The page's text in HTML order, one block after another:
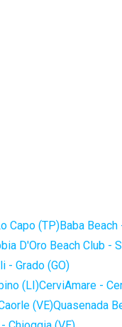
Capo (TP)Baba
D'Oro Beach Club -
- Grado (GO)
(LI)CerviAmare -
(VE)Quasenada